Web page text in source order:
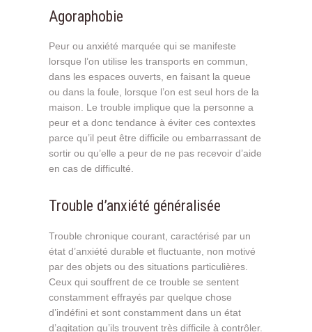
Agoraphobie
Peur ou anxiété marquée qui se manifeste
lorsque l’on utilise les transports en commun,
dans les espaces ouverts, en faisant la queue
ou dans la foule, lorsque l’on est seul hors de la
maison. Le trouble implique que la personne a
peur et a donc tendance à éviter ces contextes
parce qu’il peut être difficile ou embarrassant de
sortir ou qu’elle a peur de ne pas recevoir d’aide
en cas de difficulté.
Trouble d’anxiété généralisée
Trouble chronique courant, caractérisé par un
état d’anxiété durable et fluctuante, non motivé
par des objets ou des situations particulières.
Ceux qui souffrent de ce trouble se sentent
constamment effrayés par quelque chose
d’indéfini et sont constamment dans un état
d’agitation qu’ils trouvent très difficile à contrôler.